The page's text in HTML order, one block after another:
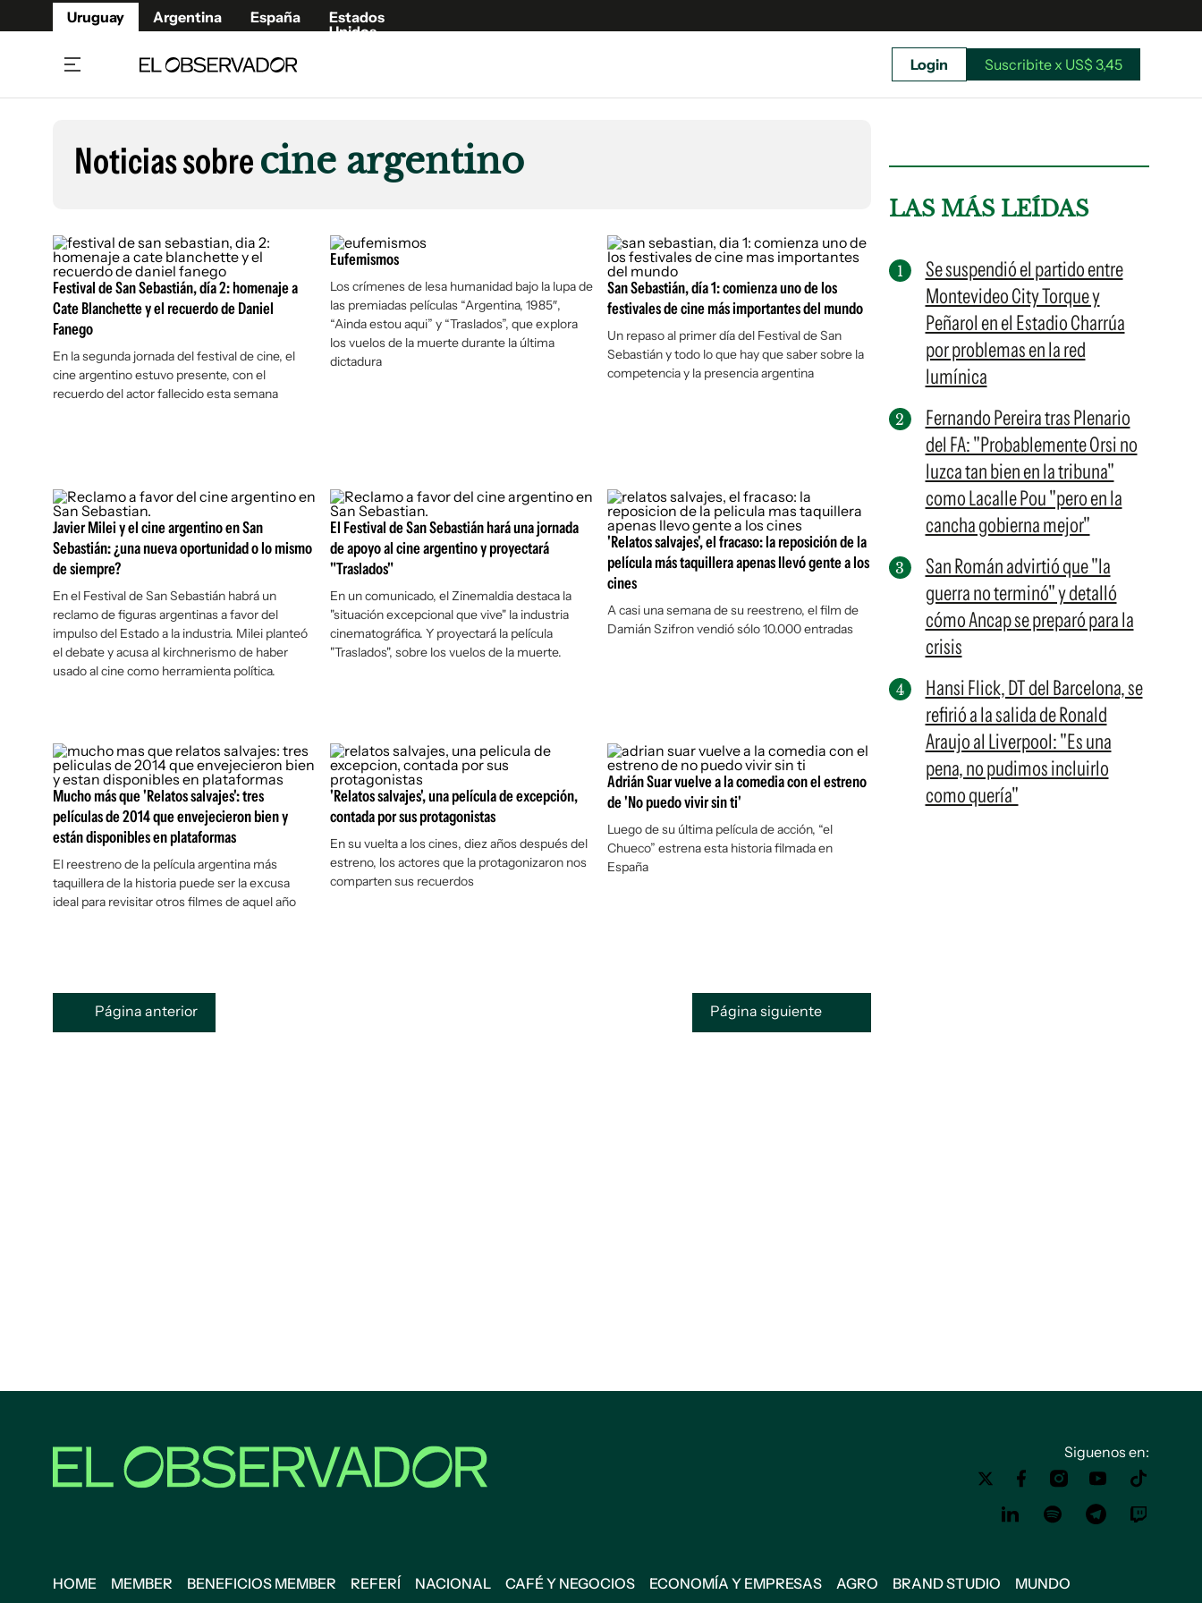
Uruguay Argentina España
Estados
Unidos
Beneficios Member
Café y Negocios
Economía y Empresas
Agro
Brand Studio
Mundo
Cultura y Espectáculos
Fúnebres
Publicaciones
Argentina
España
Estados Unidos
Suscribite x US$ 3,45
Login Suscribite x US$ 3,45
Noticias sobrecine argentino
Festival de San Sebastián, día 2: homenaje a
Cate Blanchette y el recuerdo de Daniel
Fanego
En la segunda jornada del festival de cine, el
cine argentino estuvo presente, con el
recuerdo del actor fallecido esta semana
Eufemismos
Los crímenes de lesa humanidad bajo la lupa de
las premiadas películas “Argentina, 1985″,
“Ainda estou aqui” y “Traslados”, que explora
los vuelos de la muerte durante la última
dictadura
San Sebastián, día 1: comienza uno de los
festivales de cine más importantes del mundo
Un repaso al primer día del Festival de San
Sebastián y todo lo que hay que saber sobre la
competencia y la presencia argentina
Javier Milei y el cine argentino en San
Sebastián: ¿una nueva oportunidad o lo mismo
de siempre?
En el Festival de San Sebastián habrá un
reclamo de figuras argentinas a favor del
impulso del Estado a la industria. Milei planteó
el debate y acusa al kirchnerismo de haber
usado al cine como herramienta política.
El Festival de San Sebastián hará una jornada
de apoyo al cine argentino y proyectará
"Traslados"
En un comunicado, el Zinemaldia destaca la
"situación excepcional que vive" la industria
cinematográfica. Y proyectará la película
"Traslados", sobre los vuelos de la muerte.
'Relatos salvajes', el fracaso: la reposición de la
película más taquillera apenas llevó gente a los
cines
A casi una semana de su reestreno, el film de
Damián Szifron vendió sólo 10.000 entradas
Mucho más que 'Relatos salvajes': tres
películas de 2014 que envejecieron bien y
están disponibles en plataformas
El reestreno de la película argentina más
taquillera de la historia puede ser la excusa
ideal para revisitar otros filmes de aquel año
'Relatos salvajes', una película de excepción,
contada por sus protagonistas
En su vuelta a los cines, diez años después del
estreno, los actores que la protagonizaron nos
comparten sus recuerdos
Adrián Suar vuelve a la comedia con el estreno
de 'No puedo vivir sin ti'
Luego de su última película de acción, “el
Chueco” estrena esta historia filmada en
España
Página anterior Página siguiente
LAS MÁS LEÍDAS
Se suspendió el partido entre
Montevideo City Torque y
Peñarol en el Estadio Charrúa
por problemas en la red
lumínica
Fernando Pereira tras Plenario
del FA: "Probablemente Orsi no
luzca tan bien en la tribuna"
como Lacalle Pou "pero en la
cancha gobierna mejor"
San Román advirtió que "la
guerra no terminó" y detalló
cómo Ancap se preparó para la
crisis
Hansi Flick, DT del Barcelona, se
refirió a la salida de Ronald
Araujo al Liverpool: "Es una
pena, no pudimos incluirlo
como quería"
Siguenos en:
HOME MEMBER BENEFICIOS MEMBER REFERÍ NACIONAL CAFÉ Y NEGOCIOS ECONOMÍA Y EMPRESAS AGRO BRAND STUDIO MUNDO